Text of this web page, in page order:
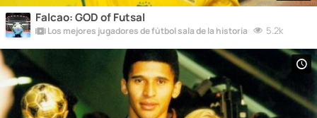
Falcao: GOD of Futsal
Los mejores jugadores de fútbol sala de la historia 5.2k